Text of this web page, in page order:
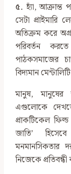
৫. হ্যাঁ, আক্রান্ত
সেটা প্রাইমারি
অতিক্রম করে
পরিবর্তন
পাঠকসমাজের
বিদ্যমান
মানুষ, মানুষের
এগুলোকে
প্রাকটিকেল ফিল্ড
জাতি’ হিসেবে
মনমানসিকতার
নিজেকে প্রতিবন্ধী